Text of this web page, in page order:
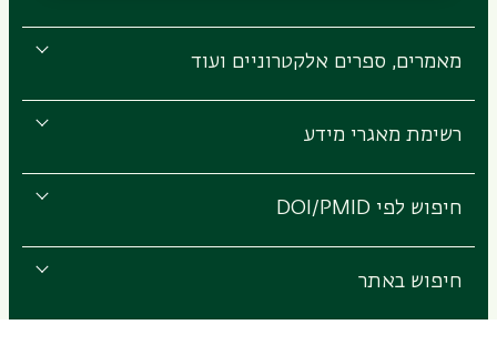
מאמרים, ספרים אלקטרוניים ועוד
רשימת מאגרי מידע
חיפוש לפי DOI/PMID
חיפוש באתר